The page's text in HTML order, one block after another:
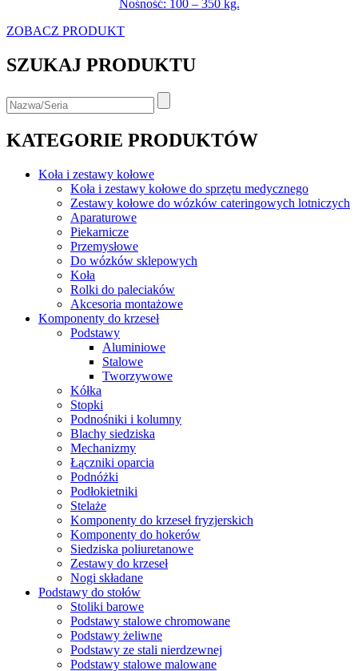
Nośność: 100 – 350 kg.
ZOBACZ PRODUKT
SZUKAJ PRODUKTU
KATEGORIE PRODUKTÓW
Koła i zestawy kołowe
Koła i zestawy kołowe do sprzętu medycznego
Zestawy kołowe do wózków cateringowych lotniczych
Aparaturowe
Piekarnicze
Przemysłowe
Do wózków sklepowych
Koła
Rolki do paleciaków
Akcesoria montażowe
Komponenty do krzeseł
Podstawy
Aluminiowe
Stalowe
Tworzywowe
Kółka
Stopki
Podnośniki i kolumny
Blachy siedziska
Mechanizmy
Łączniki oparcia
Podnóżki
Podłokietniki
Stelaże
Komponenty do krzeseł fryzjerskich
Komponenty do hokerów
Siedziska poliuretanowe
Zestawy do krzeseł
Nogi składane
Podstawy do stołów
Stoliki barowe
Podstawy stalowe chromowane
Podstawy żeliwne
Podstawy ze stali nierdzewnej
Podstawy stalowe malowane